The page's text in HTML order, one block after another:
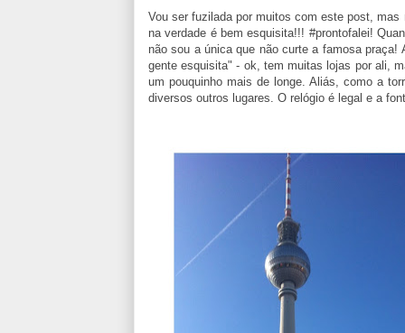
Vou ser fuzilada por muitos com este post,
na verdade é bem esquisita!!! #prontofalei!
não sou a única que não curte a famosa
gente esquisita" - ok, tem muitas lojas por ali,
um pouquinho mais de longe. Aliás, como a
diversos outros lugares. O relógio é legal e a